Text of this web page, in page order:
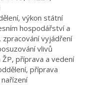
výkon státní
hospodářství a
zpracování vyjádření
vlivů
ŽP, příprava a vedení
příprava